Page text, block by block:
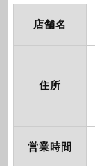
店舗名
住所
営業時間